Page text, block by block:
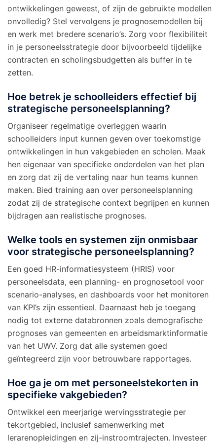
ontwikkelingen geweest, of zijn de gebruikte modellen
onvolledig? Stel vervolgens je prognosemodellen bij
en werk met bredere scenario’s. Zorg voor flexibiliteit
in je personeelsstrategie door bijvoorbeeld tijdelijke
contracten en scholingsbudgetten als buffer in te
zetten.
Hoe betrek je schoolleiders effectief bij
strategische personeelsplanning?
Organiseer regelmatige overleggen waarin
schoolleiders input kunnen geven over toekomstige
ontwikkelingen in hun vakgebieden en scholen. Maak
hen eigenaar van specifieke onderdelen van het plan
en zorg dat zij de vertaling naar hun teams kunnen
maken. Bied training aan over personeelsplanning
zodat zij de strategische context begrijpen en kunnen
bijdragen aan realistische prognoses.
Welke tools en systemen zijn onmisbaar
voor strategische personeelsplanning?
Een goed HR-informatiesysteem (HRIS) voor
personeelsdata, een planning- en prognosetool voor
scenario-analyses, en dashboards voor het monitoren
van KPI’s zijn essentieel. Daarnaast heb je toegang
nodig tot externe databronnen zoals demografische
prognoses van gemeenten en arbeidsmarktinformatie
van het UWV. Zorg dat alle systemen goed
geïntegreerd zijn voor betrouwbare rapportages.
Hoe ga je om met personeelstekorten in
specifieke vakgebieden?
Ontwikkel een meerjarige wervingsstrategie per
tekortgebied, inclusief samenwerking met
lerarenopleidingen en zij-instroomtrajecten. Investeer